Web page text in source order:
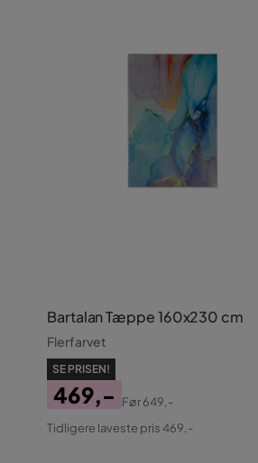
Bartalan Tæppe 160x230 cm
Flerfarvet
SE PRISEN!
Pris
469,-
Original
Før649,-
Tidligere laveste pris 469,-